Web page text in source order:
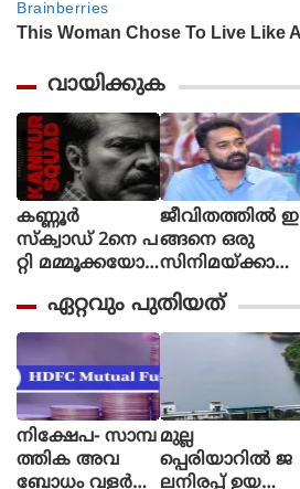
വായിക്കുക
കണ്ണൂർ
സ്ക്വാഡ് 2നെ പ
റ്റി മമ്മൂക്കയോട്
രും.. സമയ
മെടുക്കും :
റോണി ഡേവിഡ്
ജീവിതത്തിൽ ഇ
ങ്ങനെ ഒരു
സിനിമയ്ക്കായി
പ
ണി
യെടുത്തിട്ടില്ല,
ടിക്കി ടാക്കയെ
പറ്റി ആസിഫ്
അലി
ഏറ്റവും പുതിയത്
നിക്ഷേപ- സാമ്പ
ത്തിക അവ
ബോധം വളർ
മുല്ല
പ്പെരിയാറില്‍ ജ
ലനിരപ്പ് ഉയ